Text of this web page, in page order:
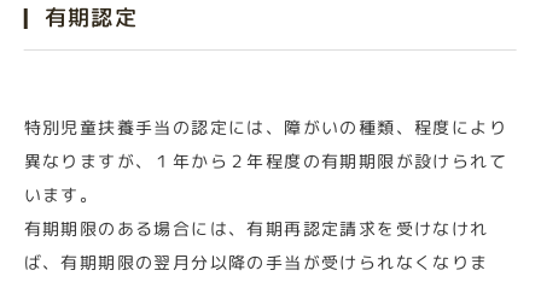
有期認定
特別児童扶養手当の認定には、障がいの種類、程度により
異なりますが、１年から２年程度の有期期限が設けられて
います。
有期期限のある場合には、有期再認定請求を受けなけれ
ば、有期期限の翌月分以降の手当が受けられなくなりま